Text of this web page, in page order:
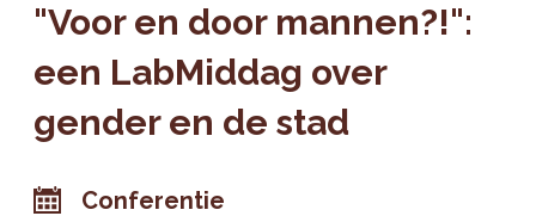
"Voor en door mannen?!":
een LabMiddag over
gender en de stad
Conferentie